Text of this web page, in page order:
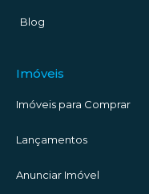
Blog
Imóveis
Imóveis para Comprar
Lançamentos
Anunciar Imóvel